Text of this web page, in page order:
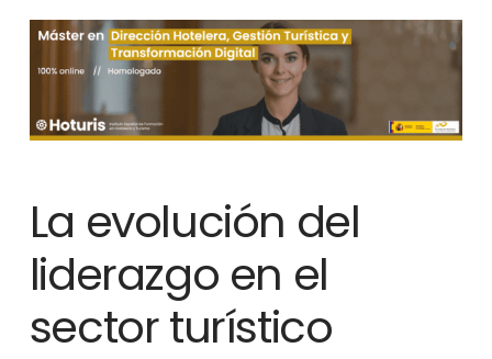
Retos actuales para los perfiles directivos del turismo
Cambios en el comportamiento del cliente
Innovación constante
Cómo formarte para acceder a estos perfiles directivos
Desarrollo de habilidades
Formación continua
Consejos para convertirte en un perfil directivo en
turismo
Conclusión: el futuro del liderazgo en turismo
La evolución del
liderazgo en el
sector turístico